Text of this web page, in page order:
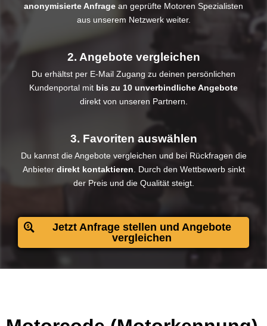
anonymisierte Anfrage an geprüfte Motoren Spezialisten
aus unserem Netzwerk weiter.
2. Angebote vergleichen
Du erhältst per E-Mail Zugang zu deinen persönlichen
Kundenportal mit bis zu 10 unverbindliche Angebote
direkt von unseren Partnern.
3. Favoriten auswählen
Du kannst die Angebote vergleichen und bei Rückfragen die
Anbieter direkt kontaktieren. Durch den Wettbewerb sinkt
der Preis und die Qualität steigt.​
Jetzt Anfrage stellen und Angebote
vergleichen